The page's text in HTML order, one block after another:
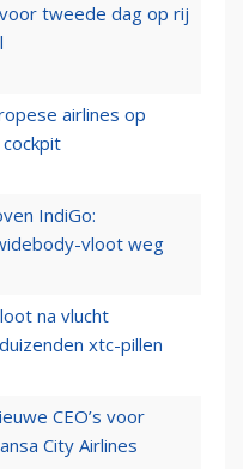
tweede dag op rij
airlines op
IndiGo:
vloot weg
na vlucht
xtc-pillen
CEO’s voor
City Airlines